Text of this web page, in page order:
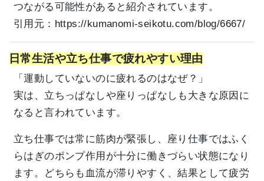
つながる可能性があると紹介されています。
引用元： https://kumanomi-seikotu.com/blog/6667/
日常生活や立ち仕事で疲れやすい理由
「運動していないのに疲れるのはなぜ？」
実は、立ちっぱなしや座りっぱなしも大きな原因に
なると言われています。
立ち仕事では常に筋肉が緊張し、座り仕事ではふく
らはぎのポンプ作用が十分に働きづらい状態になり
ます。どちらも血流が滞りやすく、結果として疲労